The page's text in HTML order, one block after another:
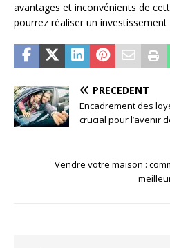
avantages et inconvénients de
pourrez réaliser un investissement
PRÉCÉDENT
Encadrement des
crucial pour l’avenir
Vendre votre maison :